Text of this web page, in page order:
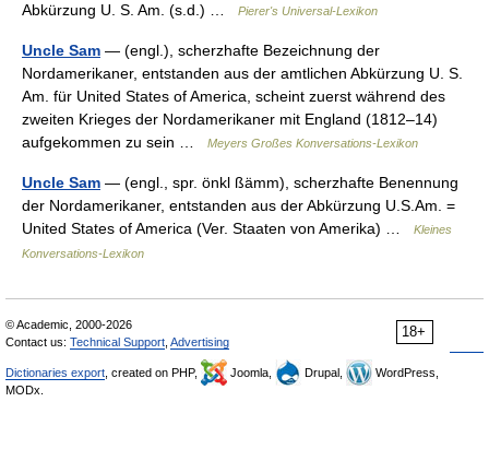
Abkürzung U. S. Am. (s.d.) …
Pierer's Universal-Lexikon
Uncle Sam — (engl.), scherzhafte Bezeichnung der
Nordamerikaner, entstanden aus der amtlichen Abkürzung U. S.
Am. für United States of America, scheint zuerst während des
zweiten Krieges der Nordamerikaner mit England (1812–14)
aufgekommen zu sein …
Meyers Großes Konversations-Lexikon
Uncle Sam — (engl., spr. önkl ßämm), scherzhafte Benennung
der Nordamerikaner, entstanden aus der Abkürzung U.S.Am. =
United States of America (Ver. Staaten von Amerika) …
Kleines
Konversations-Lexikon
18+
© Academic, 2000-2026
Contact us: Technical Support Advertising
Dictionaries export , created on PHP, Joomla, Drupal,
WordPress,
MODx.